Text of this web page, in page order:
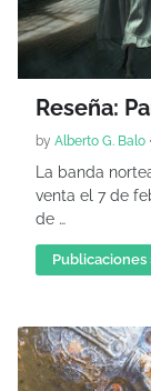
Reseña:
by Alberto G. Balo •
La banda
venta el 7 de
de …
Publicaciones